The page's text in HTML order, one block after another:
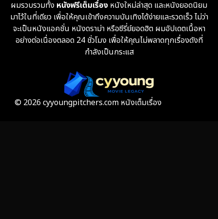
Fantasy จินตนาการ 319
Fiction 9
ผมรวบรวมทั้ง หนังฟรีเต็มเรื่อง หนังใหม่ล่าสุด และหนังยอดนิยม
มาไว้ในที่เดียว เพื่อให้คุณเข้าถึงความบันเทิงได้ง่ายและรวดเร็ว ไม่ว่า
จะเป็นหนังแอคชั่น หนังดราม่า หรือซีรี่ย์ยอดฮิต ผมอัปเดตเนื้อหา
อย่างต่อเนื่องตลอด 24 ชั่วโมง เพื่อให้คุณไม่พลาดทุกเรื่องดังที่
กำลังเป็นกระแส
© 2026 cyyoungpitchers.com หนังเต็มเรื่อง